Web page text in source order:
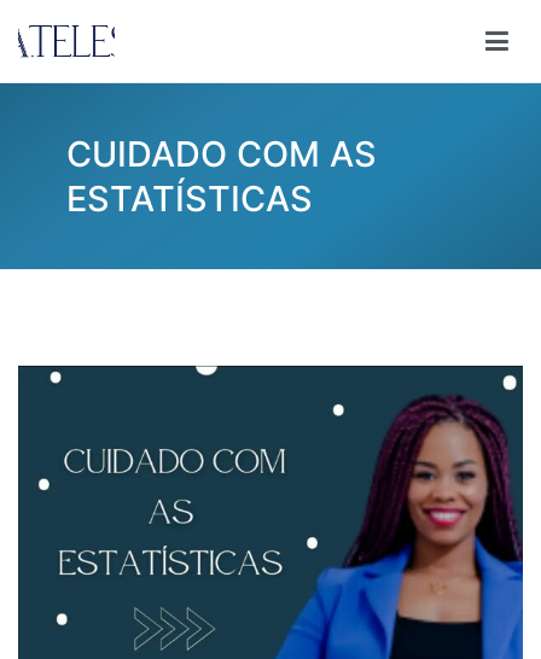
para
CUIDADO COM AS
ESTATÍSTICAS